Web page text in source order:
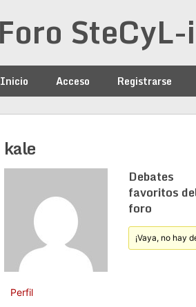
Inicio Acceso Registrarse
kale
Perfil
Debates
favoritos
foro
¡Vaya, no hay